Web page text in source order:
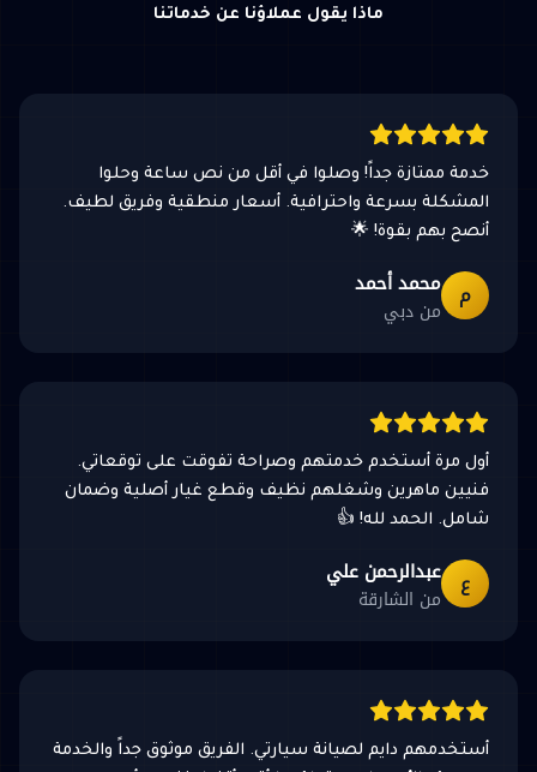
ماذا يقول عملاؤنا عن خدماتنا
خدمة ممتازة جداً! وصلوا في أقل من نص ساعة وحلوا
المشكلة بسرعة واحترافية. أسعار منطقية وفريق لطيف.
أنصح بهم بقوة! 🌟
م محمد أحمد
من دبي
أول مرة أستخدم خدمتهم وصراحة تفوقت على توقعاتي.
فنيين ماهرين وشغلهم نظيف وقطع غيار أصلية وضمان
شامل. الحمد لله! 👍
ع عبدالرحمن علي
من الشارقة
أستخدمهم دايم لصيانة سيارتي. الفريق موثوق جداً والخدمة